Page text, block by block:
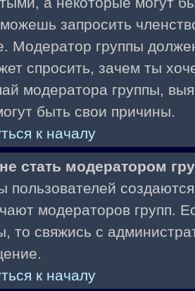
запросить
Модератор группы
спросить, зачем ты
модератора группы,
быть свои причины.
к началу
стать модератором
пользователей
модераторов групп.
то свяжись с
к началу